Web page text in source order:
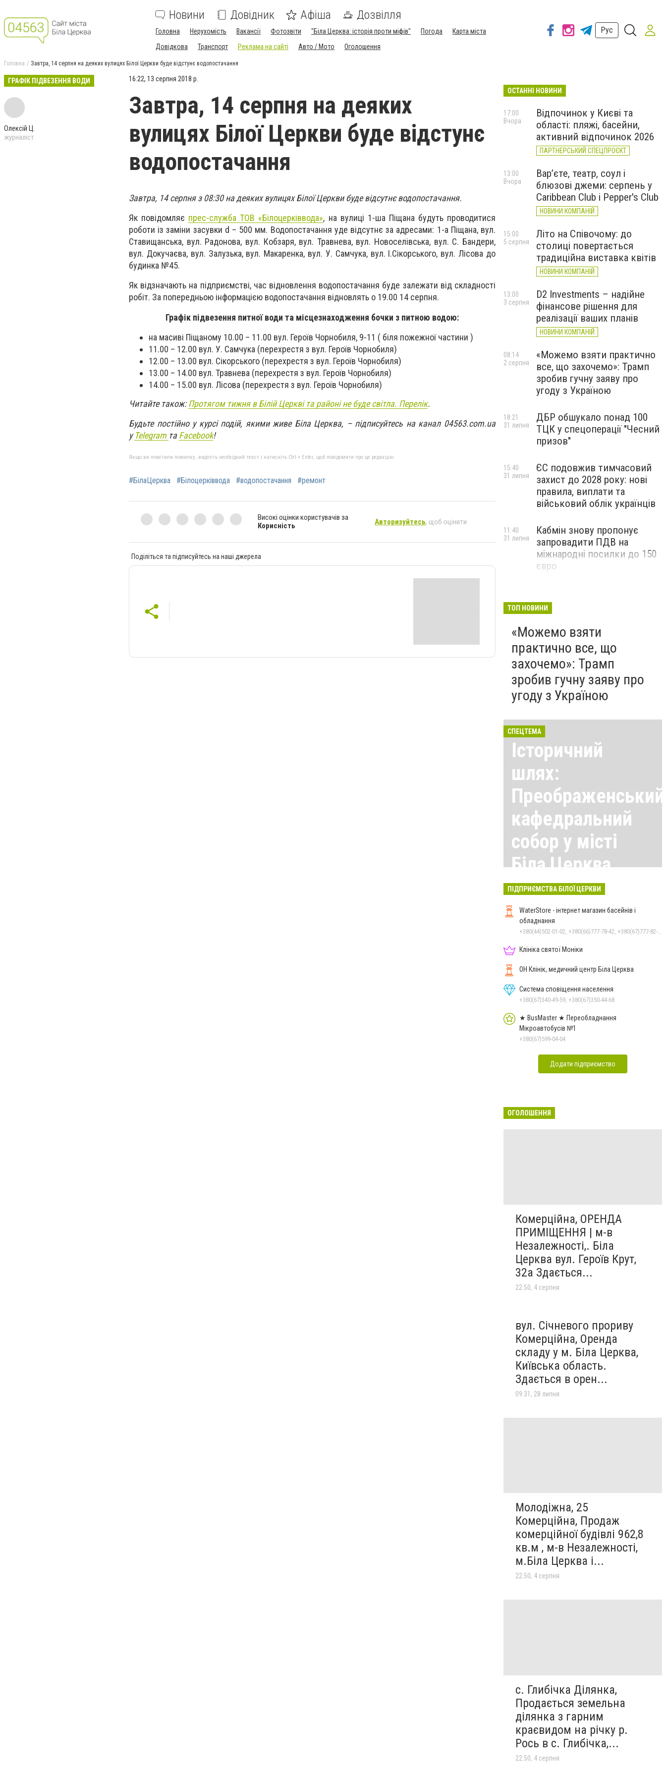
Новини Довідник Афіша Дозвілля
Головна Нерухомість Вакансії Фотозвіти "Біла Церква: історія проти міфів" Погода
Карта міста
Довідкова
Транспорт Реклама на сайті Авто / Мото Оголошення
Рус
Головна Завтра, 14 серпня на деяких вулицях Білої Церкви буде відстунє водопостачання
ГРАФІК ПІДВЕЗЕННЯ ВОДИ
Олексій Ц.
журналіст
16:22, 13 серпня 2018 р.
Завтра, 14 серпня на деяких
вулицях Білої Церкви буде відстунє
водопостачання
Завтра, 14 серпня з 08:30 на деяких вулицях Білої Церкви буде відсутнє водопостачання.
Як повідомляє прес-служба ТОВ «Білоцерківвода», на вулиці 1-ша Піщана будуть проводитися
роботи із заміни засувки d – 500 мм. Водопостачання уде відсутнє за адресами: 1-а Піщана, вул.
Ставищанська, вул. Радонова, вул. Кобзаря, вул. Травнева, вул. Новоселівська, вул. С. Бандери,
вул. Докучаєва, вул. Залузька, вул. Макаренка, вул. У. Самчука, вул. І.Сікорського, вул. Лісова до
будинка №45.
Як відзначають на підприємстві, час відновлення водопостачання буде залежати від складності
робіт. За попередньою інформацією водопостачання відновлять о 19.00 14 серпня.
Графік підвезення питної води та місцезнаходження бочки з питною водою:
на масиві Піщаному 10.00 – 11.00 вул. Героїв Чорнобиля, 9-11 ( біля пожежної частини )
11.00 – 12.00 вул. У. Самчука (перехрестя з вул. Героїв Чорнобиля)
12.00 – 13.00 вул. Сікорського (перехрестя з вул. Героїв Чорнобиля)
13.00 – 14.00 вул. Травнева (перехрестя з вул. Героїв Чорнобиля)
14.00 – 15.00 вул. Лісова (перехрестя з вул. Героїв Чорнобиля)
Читайте також:Протягом тижня в Білій Церкві та районі не буде світла. Перелік.
Будьте постійно у курсі подій, якими живе Біла Церква, – підписуйтесь на канал 04563.com.ua
уTelegram таFacebook!
Якщо ви помітили помилку, виділіть необхідний текст і натисніть Ctrl + Enter, щоб повідомити про це редакцію
#БілаЦерква #Білоцерківвода #водопостачання #ремонт
Високі оцінки користувачів за
Корисність
Авторизуйтесь, щоб оцінити
Поділіться та підписуйтесь на наші джерела
ОСТАННІ НОВИНИ
Відпочинок у Києві та
області: пляжі, басейни,
активний відпочинок 2026
ПАРТНЕРСЬКИЙ СПЕЦПРОЄКТ
17:00
Вчора
Вар’єте, театр, соул і
блюзові джеми: серпень у
Caribbean Club і Pepper's Club
НОВИНИ КОМПАНІЙ
13:00
Вчора
Літо на Співочому: до
столиці повертається
традиційна виставка квітів
НОВИНИ КОМПАНІЙ
15:00
5 серпня
D2 Investments – надійне
фінансове рішення для
реалізації ваших планів
НОВИНИ КОМПАНІЙ
13:00
3 серпня
«Можемо взяти практично
все, що захочемо»: Трамп
зробив гучну заяву про
угоду з Україною
08:14
2 серпня
ДБР обшукало понад 100
ТЦК у спецоперації "Чесний
призов"
18:21
31 липня
ЄС подовжив тимчасовий
захист до 2028 року: нові
правила, виплати та
військовий облік українців
15:40
31 липня
Кабмін знову пропонує
запровадити ПДВ на
міжнародні посилки до 150
євро
11:40
31 липня
ТОП НОВИНИ
«Можемо взяти
практично все, що
захочемо»: Трамп
зробив гучну заяву про
угоду з Україною
СПЕЦТЕМА
Історичний
шлях:
Преображенський
кафедральний
собор у місті
Біла Церква
Всі матеріали тут
ПІДПРИЄМСТВА БІЛОЇ ЦЕРКВИ
WaterStore - інтернет магазин басейнів і
обладнання
Клініка святої Моніки
ОН Клінік, медичний центр Біла Церква
Система сповіщення населення
+380(67)340-49-59, +380(67)350-44-68
★ BusMaster ★ Переобладнання
Мікроавтобусів №1
+380(67)599-04-04
Додати підприємство
ОГОЛОШЕННЯ
Комерційна, ОРЕНДА
ПРИМІЩЕННЯ | м-в
Незалежності,. Біла
Церква вул. Героїв Крут,
32а Здається...
22:50, 4 серпня
вул. Січневого прориву
Комерційна, Оренда
складу у м. Біла Церква,
Київська область.
Здається в орен...
09:31, 28 липня
Молодіжна, 25
Комерційна, Продаж
комерційної будівлі 962,8
кв.м , м-в Незалежності,
м.Біла Церква і...
22:50, 4 серпня
с. Глибічка Ділянка,
Продається земельна
ділянка з гарним
краєвидом на річку р.
Рось в с. Глибічка,...
22:50, 4 серпня